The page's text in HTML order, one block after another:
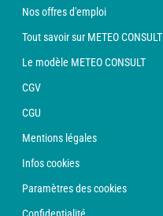
Nos offres d'emploi
Tout savoir sur METEO CONSULT
Le modèle METEO CONSULT
CGV
CGU
Mentions légales
Infos cookies
Paramètres des cookies